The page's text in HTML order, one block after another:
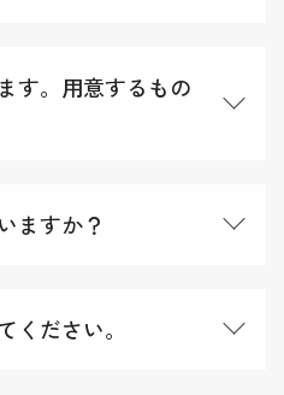
す。用意するもの
ますか？
ください。